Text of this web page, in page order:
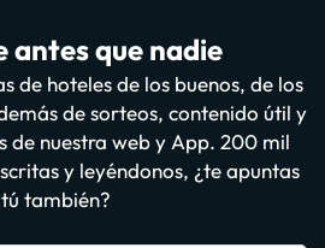
antes que nadie
de hoteles de los buenos, de los
de sorteos, contenido útil y
de nuestra web y App. 200 mil
y leyéndonos, ¿te apuntas
tú también?